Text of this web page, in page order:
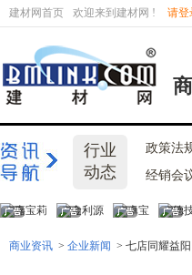
建材网首页 欢迎来到建材网 ! 请登
行业
动态
政策法
经销会
商业资讯 > 企业新闻 > 七店同耀益